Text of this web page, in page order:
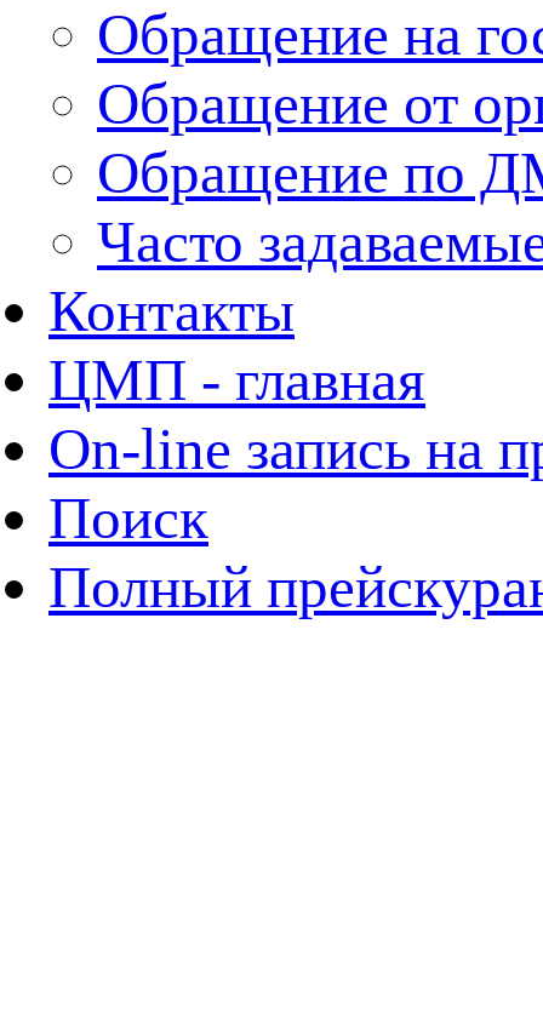
Обращение на
Обращение от
Обращение по
Часто
Контакты
ЦМП - главная
On-line запись на
Поиск
Полный